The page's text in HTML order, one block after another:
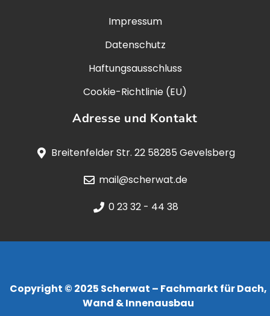
Impressum
Datenschutz
Haftungsausschluss
Cookie-Richtlinie (EU)
Adresse und Kontakt
Breitenfelder Str. 22 58285 Gevelsberg
mail@scherwat.de
0 23 32 - 44 38
Copyright © 2025 Scherwat – Fachmarkt für Dach,
Wand & Innenausbau